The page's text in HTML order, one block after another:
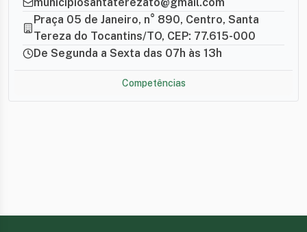
Praça 05 de Janeiro, n° 890, Centro, Santa
Tereza do Tocantins/TO, CEP: 77.615-000
De Segunda a Sexta das 07h às 13h
Competências